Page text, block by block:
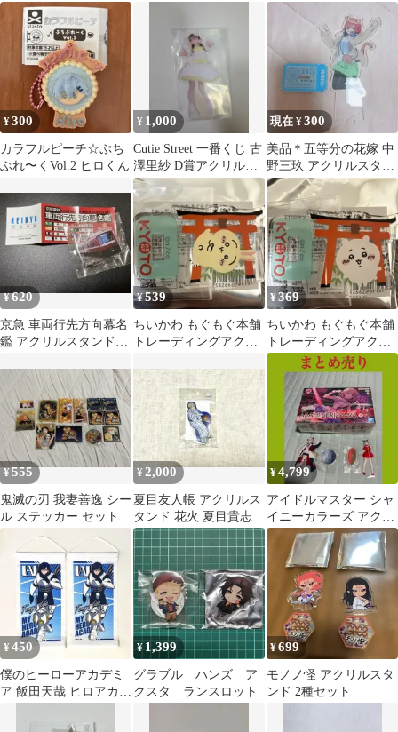
ー 炭治郎 善逸 玄
いぐるみ 太刀川ミミ＆
パルモン
¥300
カラフルピーチ☆ぷち
ぶれ〜くVol.2 ヒロくん
¥ 1,000
Cutie Street 一番くじ 古
澤里紗 D賞アクリルス
タンド
現在 ¥300
美品＊五等分の花嫁 中
野三玖 アクリルスタン
ド＊
¥620
京急 車両行先方向幕名
鑑 アクリルスタンド
¥539
ちいかわ もぐもぐ本舗
トレーディングアクリ
¥369
ちいかわ もぐもぐ本舗
トレーディングアクリ
ルスタンド ちいかわ
¥555
鬼滅の刃 我妻善逸 シー
ル ステッカー セット
¥2,000
夏目友人帳 アクリルス
タンド 花火 夏目貴志
¥4,799
アイドルマスター シャ
イニーカラーズ アクリ
ルスタンド 芹沢あさひ
¥450
僕のヒーローアカデミ
ア 飯田天哉 ヒロアカ
¥ 1,399
グラブル ハンズ ア
クスタ ランスロット
¥699
モノノ怪 アクリルスタ
ンド 2種セット